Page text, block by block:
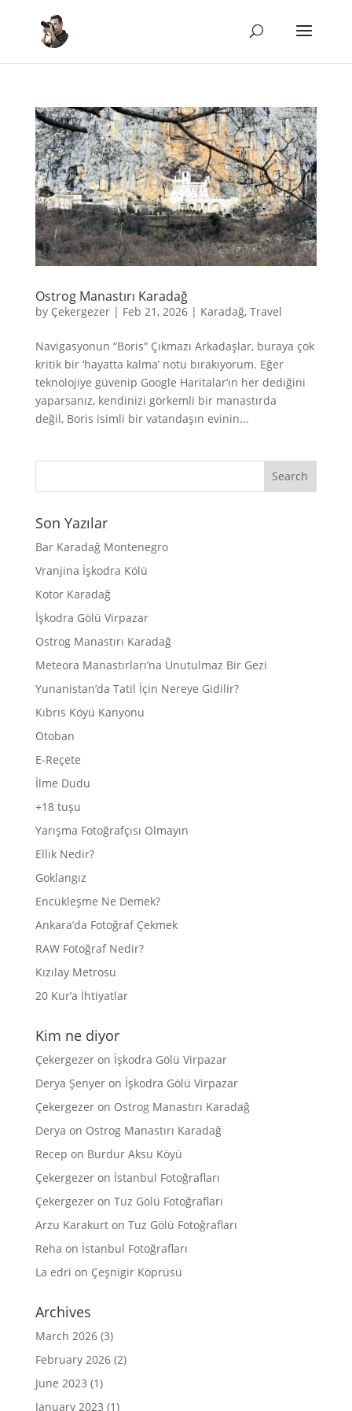
Ostrog Manastırı Karadağ
by Çekergezer| Feb 21, 2026| Karadağ, Travel
Navigasyonun “Boris” Çıkmazı Arkadaşlar, buraya çok
kritik bir ‘hayatta kalma’ notu bırakıyorum. Eğer
teknolojiye güvenip Google Haritalar’ın her dediğini
yaparsanız, kendinizi görkemli bir manastırda
değil, Boris isimli bir vatandaşın evinin...
Son Yazılar
Bar Karadağ Montenegro
Vranjina İşkodra Kölü
Kotor Karadağ
İşkodra Gölü Virpazar
Ostrog Manastırı Karadağ
Meteora Manastırları’na Unutulmaz Bir Gezi
Yunanistan’da Tatil İçin Nereye Gidilir?
Kıbrıs Köyü Kanyonu
Otoban
E-Reçete
İlme Dudu
+18 tuşu
Yarışma Fotoğrafçısı Olmayın
Ellik Nedir?
Goklangız
Encükleşme Ne Demek?
Ankara’da Fotoğraf Çekmek
RAW Fotoğraf Nedir?
Kızılay Metrosu
20 Kur’a İhtiyatlar
Kim ne diyor
Çekergezeron İşkodra Gölü Virpazar
Derya Şenyeron İşkodra Gölü Virpazar
Çekergezeron Ostrog Manastırı Karadağ
Derya on Ostrog Manastırı Karadağ
Recep on Burdur Aksu Köyü
Çekergezeron İstanbul Fotoğrafları
Çekergezeron Tuz Gölü Fotoğrafları
Arzu Karakurton Tuz Gölü Fotoğrafları
Reha on İstanbul Fotoğrafları
La edri on Çeşnigir Köprüsü
Archives
March 2026(3)
February 2026(2)
June 2023 (1)
January 2023 (1)